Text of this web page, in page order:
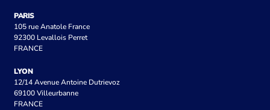
PARIS
105 rue Anatole France
92300 Levallois Perret
FRANCE
LYON
12/14 Avenue Antoine Dutrievoz
69100 Villeurbanne
FRANCE